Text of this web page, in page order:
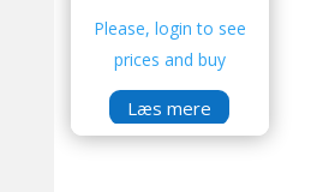
Please, login to see
prices and buy
Læs mere